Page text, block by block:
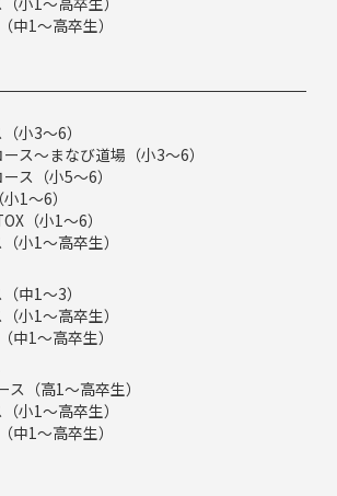
中1～高卒生）
小3～6）
ス～まなび道場（小3～6）
ス（小5～6）
1～6）
（小1～6）
小1～高卒生）
中1～3）
小1～高卒生）
中1～高卒生）
（高1～高卒生）
小1～高卒生）
中1～高卒生）